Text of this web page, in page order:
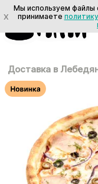
Доставка в
X
Мы используем файлы
принимаете